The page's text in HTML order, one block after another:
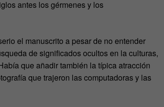
antes los gérmenes y los
el manuscrito a pesar de no entender
de significados ocultos en la culturas,
que añadir también la típica atracción
que trajeron las computadoras y las